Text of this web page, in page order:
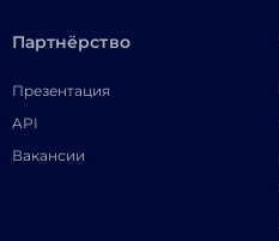
Партнёрство
Презентация
API
Вакансии